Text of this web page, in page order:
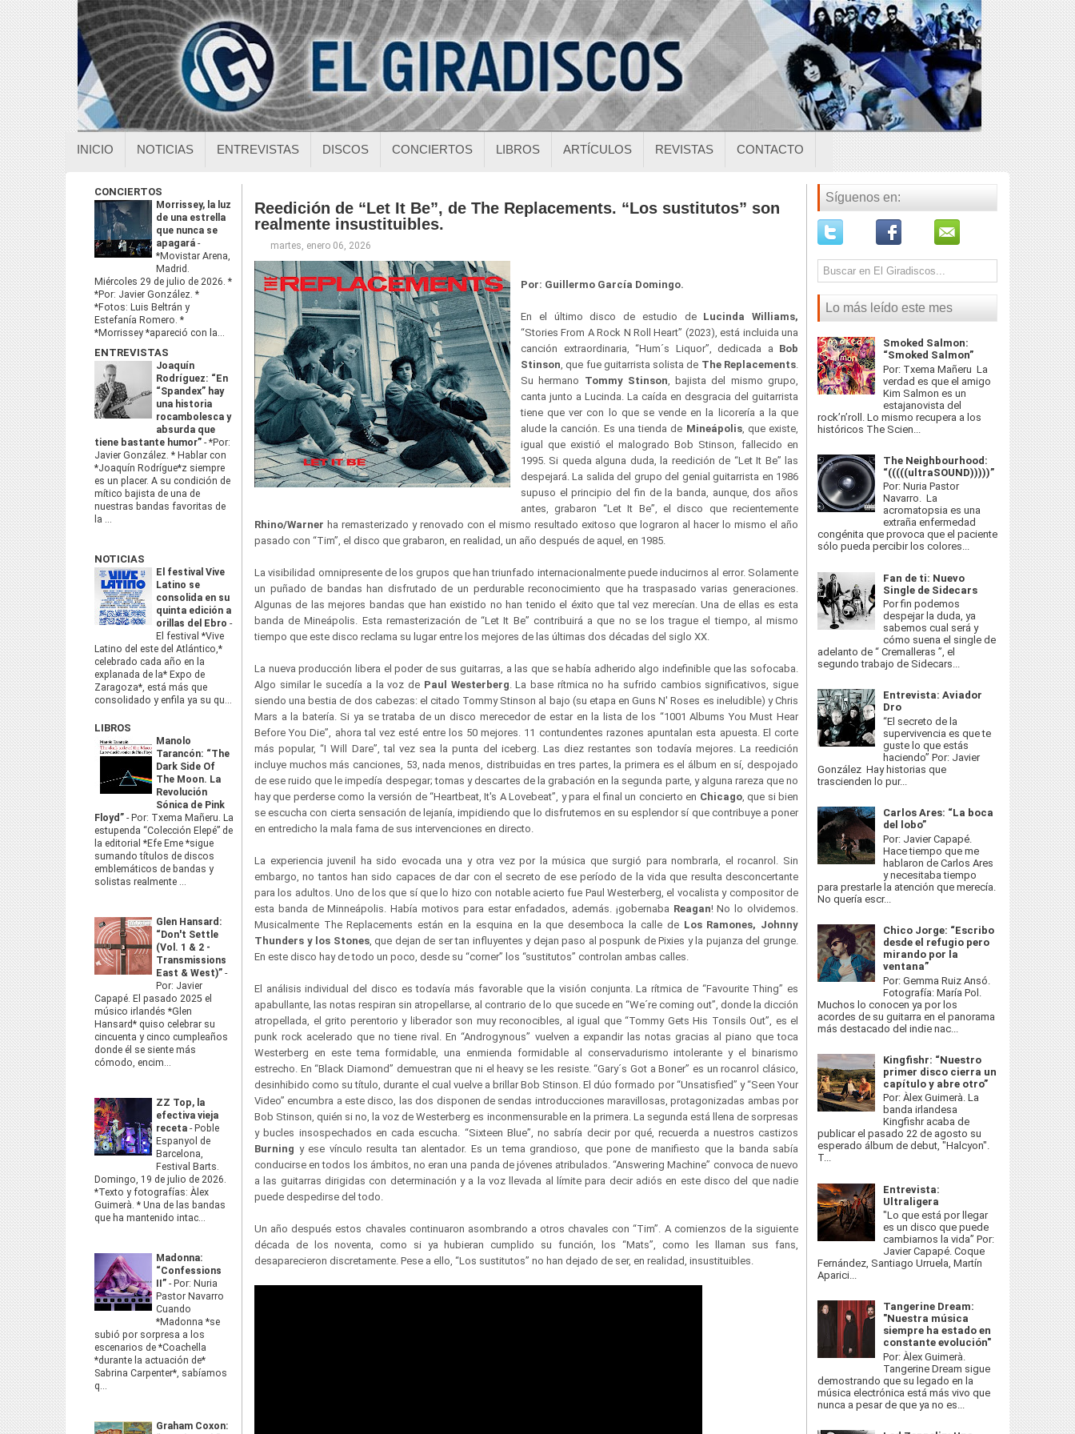
INICIO NOTICIAS ENTREVISTAS DISCOS CONCIERTOS LIBROS ARTÍCULOS REVISTAS CONTACTO
CONCIERTOS
Morrissey, la luz
de una estrella
que nunca se
apagará -
*Movistar Arena,
Madrid.
Miércoles 29 de julio de 2026. *
*Por: Javier González. *
*Fotos: Luis Beltrán y
Estefanía Romero. *
*Morrissey *apareció con la...
ENTREVISTAS
Joaquín
Rodríguez: “En
“Spandex” hay
una historia
rocambolesca y
absurda que
tiene bastante humor” -*Por:
Javier González. * Hablar con
*Joaquín Rodrígue*z siempre
es un placer. A su condición de
mítico bajista de una de
nuestras bandas favoritas de
la ...
NOTICIAS
El festival Vive
Latino se
consolida en su
quinta edición a
orillas del Ebro -
El festival *Vive
Latino del este del Atlántico,*
celebrado cada año en la
explanada de la* Expo de
Zaragoza*, está más que
consolidado y enfila ya su qu...
LIBROS
Manolo
Tarancón: “The
Dark Side Of
The Moon. La
Revolución
Sónica de Pink
Floyd” - Por: Txema Mañeru. La
estupenda “Colección Elepé” de
la editorial *Efe Eme *sigue
sumando títulos de discos
emblemáticos de bandas y
solistas realmente ...
Glen Hansard:
“Don't Settle
(Vol. 1 & 2 -
Transmissions
East & West)” -
Por: Javier
Capapé. El pasado 2025 el
músico irlandés *Glen
Hansard* quiso celebrar su
cincuenta y cinco cumpleaños
donde él se siente más
cómodo, encim...
ZZ Top, la
efectiva vieja
receta - Poble
Espanyol de
Barcelona,
Festival Barts.
Domingo, 19 de julio de 2026.
*Texto y fotografías: Àlex
Guimerà. * Una de las bandas
que ha mantenido intac...
Madonna:
“Confessions
II” - Por: Nuria
Pastor Navarro
Cuando
*Madonna *se
subió por sorpresa a los
escenarios de *Coachella
*durante la actuación de*
Sabrina Carpenter*, sabíamos
q...
Graham Coxon:
Reedición de “Let It Be”, de The Replacements. “Los sustitutos” son
realmente insustituibles.
martes, enero 06, 2026
Por: Guillermo García Domingo.
En el último disco de estudio de Lucinda Williams,
“Stories From A Rock N Roll Heart” (2023), está incluida una
canción extraordinaria, “Hum´s Liquor”, dedicada a Bob
Stinson, que fue guitarrista solista de The Replacements.
Su hermano Tommy Stinson, bajista del mismo grupo,
canta junto a Lucinda. La caída en desgracia del guitarrista
tiene que ver con lo que se vende en la licorería a la que
alude la canción. Es una tienda de Mineápolis, que existe,
igual que existió el malogrado Bob Stinson, fallecido en
1995. Si queda alguna duda, la reedición de “Let It Be” las
despejará. La salida del grupo del genial guitarrista en 1986
supuso el principio del fin de la banda, aunque, dos años
antes, grabaron “Let It Be”, el disco que recientemente
Rhino/Warner ha remasterizado y renovado con el mismo resultado exitoso que lograron al hacer lo mismo el año
pasado con “Tim”, el disco que grabaron, en realidad, un año después de aquel, en 1985.
La visibilidad omnipresente de los grupos que han triunfado internacionalmente puede inducirnos al error. Solamente
un puñado de bandas han disfrutado de un perdurable reconocimiento que ha traspasado varias generaciones.
Algunas de las mejores bandas que han existido no han tenido el éxito que tal vez merecían. Una de ellas es esta
banda de Mineápolis. Esta remasterización de “Let It Be” contribuirá a que no se los trague el tiempo, al mismo
tiempo que este disco reclama su lugar entre los mejores de las últimas dos décadas del siglo XX.
La nueva producción libera el poder de sus guitarras, a las que se había adherido algo indefinible que las sofocaba.
Algo similar le sucedía a la voz de Paul Westerberg. La base rítmica no ha sufrido cambios significativos, sigue
siendo una bestia de dos cabezas: el citado Tommy Stinson al bajo (su etapa en Guns N' Roses es ineludible) y Chris
Mars a la batería. Si ya se trataba de un disco merecedor de estar en la lista de los “1001 Albums You Must Hear
Before You Die”, ahora tal vez esté entre los 50 mejores. 11 contundentes razones apuntalan esta apuesta. El corte
más popular, “I Will Dare”, tal vez sea la punta del iceberg. Las diez restantes son todavía mejores. La reedición
incluye muchos más canciones, 53, nada menos, distribuidas en tres partes, la primera es el álbum en sí, despojado
de ese ruido que le impedía despegar; tomas y descartes de la grabación en la segunda parte, y alguna rareza que no
hay que perderse como la versión de “Heartbeat, It's A Lovebeat”, y para el final un concierto en Chicago, que si bien
se escucha con cierta sensación de lejanía, impidiendo que lo disfrutemos en su esplendor sí que contribuye a poner
en entredicho la mala fama de sus intervenciones en directo.
La experiencia juvenil ha sido evocada una y otra vez por la música que surgió para nombrarla, el rocanrol. Sin
embargo, no tantos han sido capaces de dar con el secreto de ese período de la vida que resulta desconcertante
para los adultos. Uno de los que sí que lo hizo con notable acierto fue Paul Westerberg, el vocalista y compositor de
esta banda de Minneápolis. Había motivos para estar enfadados, además. ¡gobernaba Reagan! No lo olvidemos.
Musicalmente The Replacements están en la esquina en la que desemboca la calle de Los Ramones, Johnny
Thunders y los Stones, que dejan de ser tan influyentes y dejan paso al pospunk de Pixies y la pujanza del grunge.
En este disco hay de todo un poco, desde su “corner” los “sustitutos” controlan ambas calles.
El análisis individual del disco es todavía más favorable que la visión conjunta. La rítmica de “Favourite Thing” es
apabullante, las notas respiran sin atropellarse, al contrario de lo que sucede en “We´re coming out”, donde la dicción
atropellada, el grito perentorio y liberador son muy reconocibles, al igual que “Tommy Gets His Tonsils Out”, es el
punk rock acelerado que no tiene rival. En “Androgynous” vuelven a expandir las notas gracias al piano que toca
Westerberg en este tema formidable, una enmienda formidable al conservadurismo intolerante y el binarismo
estrecho. En “Black Diamond” demuestran que ni el heavy se les resiste. “Gary´s Got a Boner” es un rocanrol clásico,
desinhibido como su título, durante el cual vuelve a brillar Bob Stinson. El dúo formado por “Unsatisfied” y “Seen Your
Video” encumbra a este disco, las dos disponen de sendas introducciones maravillosas, protagonizadas ambas por
Bob Stinson, quién si no, la voz de Westerberg es inconmensurable en la primera. La segunda está llena de sorpresas
y bucles insospechados en cada escucha. “Sixteen Blue”, no sabría decir por qué, recuerda a nuestros castizos
Burning y ese vínculo resulta tan alentador. Es un tema grandioso, que pone de manifiesto que la banda sabía
conducirse en todos los ámbitos, no eran una panda de jóvenes atribulados. “Answering Machine” convoca de nuevo
a las guitarras dirigidas con determinación y a la voz llevada al límite para decir adiós en este disco del que nadie
puede despedirse del todo.
Un año después estos chavales continuaron asombrando a otros chavales con “Tim”. A comienzos de la siguiente
década de los noventa, como si ya hubieran cumplido su función, los “Mats”, como les llaman sus fans,
desaparecieron discretamente. Pese a ello, “Los sustitutos” no han dejado de ser, en realidad, insustituibles.
Síguenos en:
Lo más leído este mes
Smoked Salmon:
“Smoked Salmon”
Por: Txema Mañeru La
verdad es que el amigo
Kim Salmon es un
estajanovista del
rock’n’roll. Lo mismo recupera a los
históricos The Scien...
The Neighbourhood:
“(((((ultraSOUND)))))”
Por: Nuria Pastor
Navarro. La
acromatopsia es una
extraña enfermedad
congénita que provoca que el paciente
sólo pueda percibir los colores...
Fan de ti: Nuevo
Single de Sidecars
Por fin podemos
despejar la duda, ya
sabemos cual será y
cómo suena el single de
adelanto de “ Cremalleras ”, el
segundo trabajo de Sidecars...
Entrevista: Aviador
Dro
“El secreto de la
supervivencia es que te
guste lo que estás
haciendo” Por: Javier
González Hay historias que
trascienden lo pur...
Carlos Ares: “La boca
del lobo”
Por: Javier Capapé.
Hace tiempo que me
hablaron de Carlos Ares
y necesitaba tiempo
para prestarle la atención que merecía.
No quería escr...
Chico Jorge: “Escribo
desde el refugio pero
mirando por la
ventana”
Por: Gemma Ruiz Ansó.
Fotografía: María Pol.
Muchos lo conocen ya por los
acordes de su guitarra en el panorama
más destacado del indie nac...
Kingfishr: “Nuestro
primer disco cierra un
capítulo y abre otro”
Por: Àlex Guimerà. La
banda irlandesa
Kingfishr acaba de
publicar el pasado 22 de agosto su
esperado álbum de debut, "Halcyon".
T...
Entrevista:
Ultraligera
"Lo que está por llegar
es un disco que puede
cambiarnos la vida” Por:
Javier Capapé. Coque
Fernández, Santiago Urruela, Martín
Aparici...
Tangerine Dream:
"Nuestra música
siempre ha estado en
constante evolución"
Por: Àlex Guimerà.
Tangerine Dream sigue
demostrando que su legado en la
música electrónica está más vivo que
nunca a pesar de que ya no es...